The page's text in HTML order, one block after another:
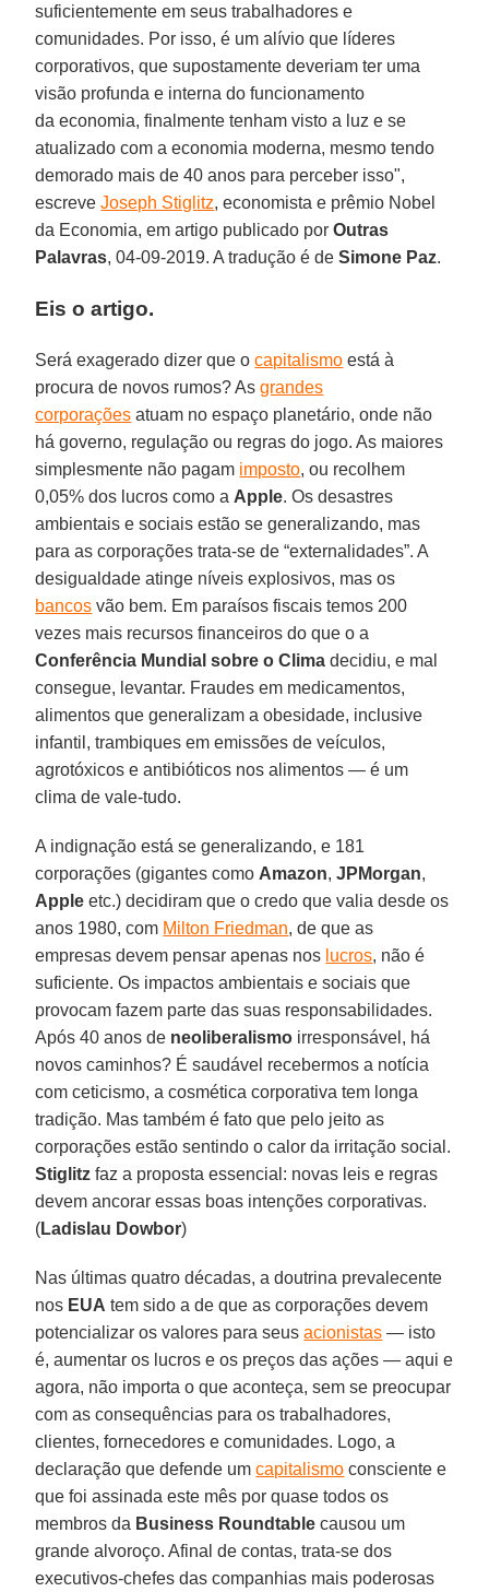
suficientemente em seus trabalhadores e
comunidades. Por isso, é um alívio que líderes
corporativos, que supostamente deveriam ter uma
visão profunda e interna do funcionamento
da economia, finalmente tenham visto a luz e se
atualizado com a economia moderna, mesmo tendo
demorado mais de 40 anos para perceber isso",
escreveJoseph Stiglitz, economista e prêmio Nobel
da Economia, em artigo publicado porOutras
Palavras, 04-09-2019. A tradução é deSimone Paz.
Eis o artigo.
Será exagerado dizer que ocapitalismo está à
procura de novos rumos? Asgrandes
corporações atuam no espaço planetário, onde não
há governo, regulação ou regras do jogo. As maiores
simplesmente não pagam imposto, ou recolhem
0,05% dos lucros como a Apple. Os desastres
ambientais e sociais estão se generalizando, mas
para as corporações trata-se de “externalidades”. A
desigualdade atinge níveis explosivos, mas os
bancos vão bem. Em paraísos fiscais temos 200
vezes mais recursos financeiros do que o a
Conferência Mundial sobre o Clima decidiu, e mal
consegue, levantar. Fraudes em medicamentos,
alimentos que generalizam a obesidade, inclusive
infantil, trambiques em emissões de veículos,
agrotóxicos e antibióticos nos alimentos — é um
clima de vale-tudo.
A indignação está se generalizando, e 181
corporações (gigantes como Amazon,JPMorgan,
Apple etc.) decidiram que o credo que valia desde os
anos 1980, com Milton Friedman, de que as
empresas devem pensar apenas nos lucros, não é
suficiente. Os impactos ambientais e sociais que
provocam fazem parte das suas responsabilidades.
Após 40 anos de neoliberalismo irresponsável, há
novos caminhos? É saudável recebermos a notícia
com ceticismo, a cosmética corporativa tem longa
tradição. Mas também é fato que pelo jeito as
corporações estão sentindo o calor da irritação social.
Stiglitz faz a proposta essencial: novas leis e regras
devem ancorar essas boas intenções corporativas.
(Ladislau Dowbor)
Nas últimas quatro décadas, a doutrina prevalecente
nos EUA tem sido a de que as corporações devem
potencializar os valores para seusacionistas — isto
é, aumentar os lucros e os preços das ações — aqui e
agora, não importa o que aconteça, sem se preocupar
com as consequências para os trabalhadores,
clientes, fornecedores e comunidades. Logo, a
declaração que defende umcapitalismo consciente e
que foi assinada este mês por quase todos os
membros da Business Roundtable causou um
grande alvoroço. Afinal de contas, trata-se dos
executivos-chefes das companhias mais poderosas